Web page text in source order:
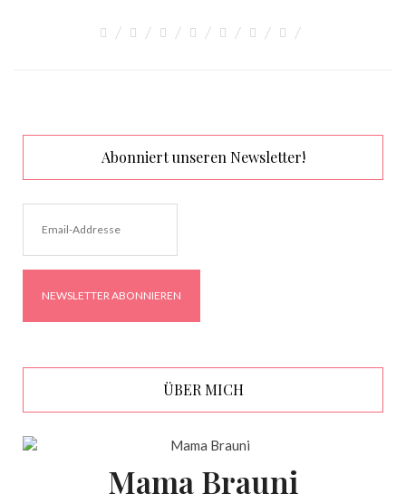
Abonniert unseren Newsletter!
ÜBER MICH
Mama Brauni